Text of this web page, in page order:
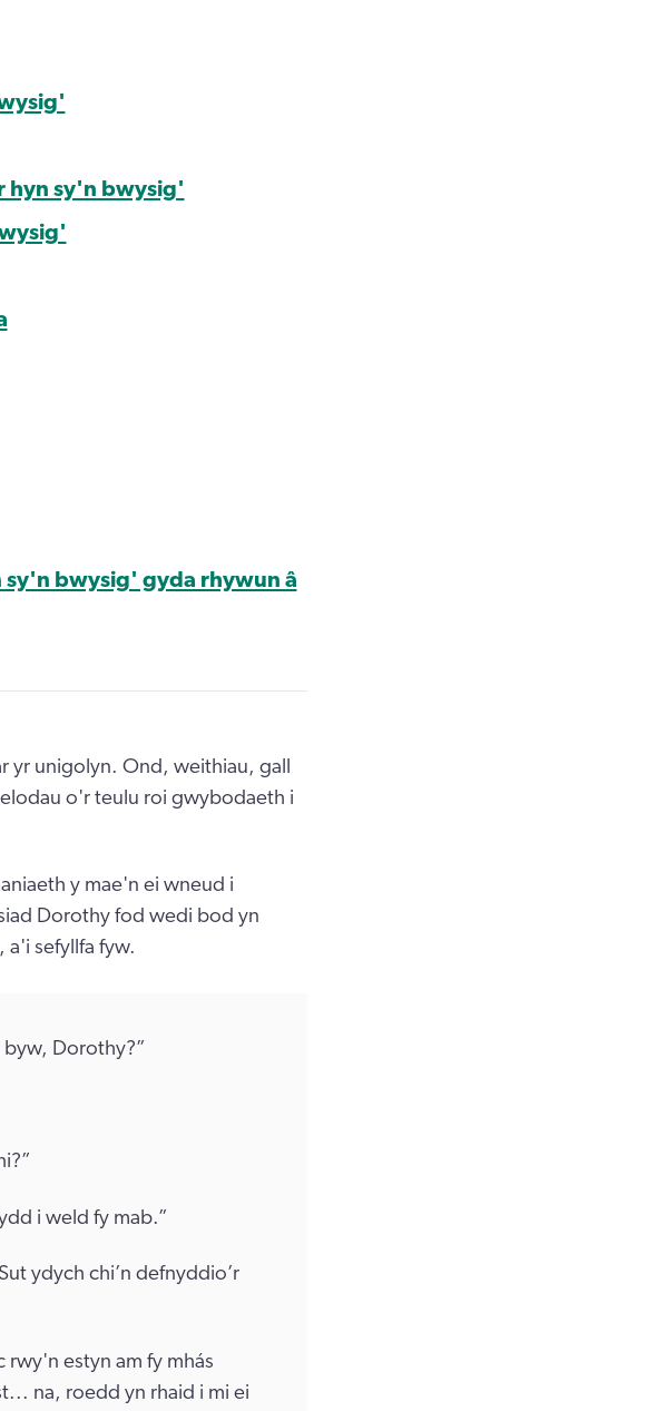
hyn sy'n bwysig'
sy'n bwysig' gyda rhywun â
yr unigolyn. Ond, weithiau, gall
o'r teulu roi gwybodaeth i
y mae'n ei wneud i
Dorothy fod wedi bod yn
sefyllfa fyw.
Dorothy?”
i weld fy mab.”
ydych chi’n defnyddio’r
rwy'n estyn am fy mhás
na, roedd yn rhaid i mi ei